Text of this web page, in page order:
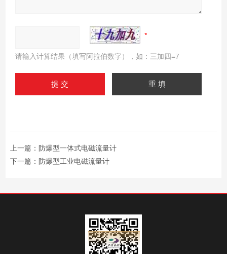
请输入计算结果（填写阿拉伯数字），如：三加四=7
上一篇： 防爆型一体式电磁流量计
下一篇： 防爆型工业电磁流量计